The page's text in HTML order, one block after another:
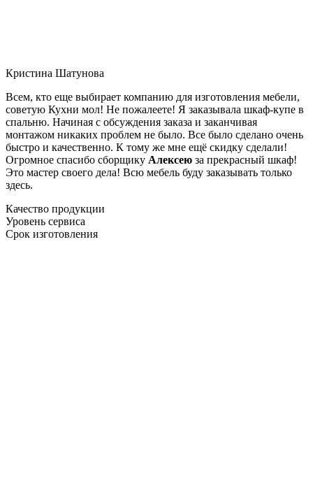
Кристина Шатунова
Всем, кто еще выбирает компанию для изготовления мебели,
советую Кухни мол! Не пожалеете! Я заказывала шкаф-купе в
спальню. Начиная с обсуждения заказа и заканчивая
монтажом никаких проблем не было. Все было сделано очень
быстро и качественно. К тому же мне ещё скидку сделали!
Огромное спасибо сборщику Алексею за прекрасный шкаф!
Это мастер своего дела! Всю мебель буду заказывать только
здесь.
Качество продукции
Уровень сервиса
Срок изготовления